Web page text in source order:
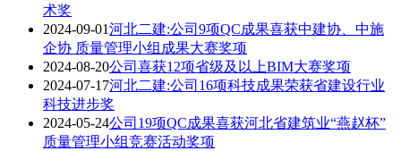
术奖
2024-09-01河北二建:公司9项QC成果喜获中建协、中施
企协 质量管理小组成果大赛奖项
2024-08-20公司喜获12项省级及以上BIM大赛奖项
2024-07-17河北二建:公司16项科技成果荣获省建设行业
科技进步奖
2024-05-24公司19项QC成果喜获河北省建筑业“燕赵杯”
质量管理小组竞赛活动奖项